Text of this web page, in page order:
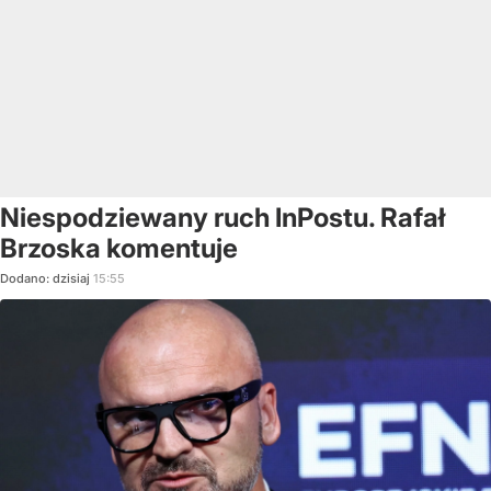
Niespodziewany ruch InPostu. Rafał
Brzoska komentuje
Dodano: dzisiaj 15:55